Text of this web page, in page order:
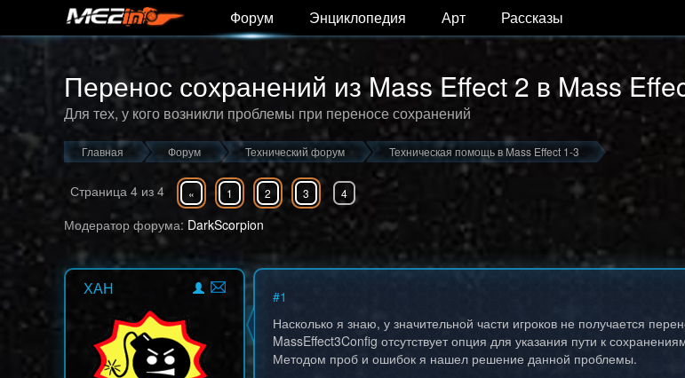
Форум Энциклопедия Арт Рассказы
Перенос сохранений из Mass Effect 2 в Mass
Для тех, у кого возникли проблемы при переносе сохранений
Главная Форум Технический форум Техническая помощь в Mass Effect 1-3
Страница 4 из 4 « 1 2 3 4
Модератор форума: DarkScorpion
ХАН #1
Насколько я знаю, у значительной части игроков не получается
MassEffect3Config отсутствует опция для указания пути к
Методом проб и ошибок я нашел решение данной проблемы.